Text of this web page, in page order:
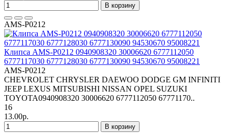
В корзину
AMS-P0212
Клипса AMS-P0212 0940908320 30006620 6777112050
6777117030 6777128030 6777130090 94530670 95008221
AMS-P0212
CHEVROLET CHRYSLER DAEWOO DODGE GM INFINITI
JEEP LEXUS MITSUBISHI NISSAN OPEL SUZUKI
TOYOTA0940908320 30006620 6777112050 67771170..
16
13.00р.
В корзину